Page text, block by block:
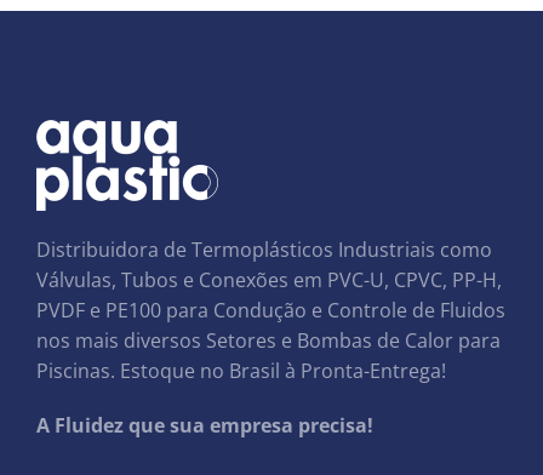
Distribuidora de Termoplásticos Industriais como
Válvulas, Tubos e Conexões em PVC-U, CPVC, PP-H,
PVDF e PE100 para Condução e Controle de Fluidos
nos mais diversos Setores e Bombas de Calor para
Piscinas. Estoque no Brasil à Pronta-Entrega!
A Fluidez que sua empresa precisa!